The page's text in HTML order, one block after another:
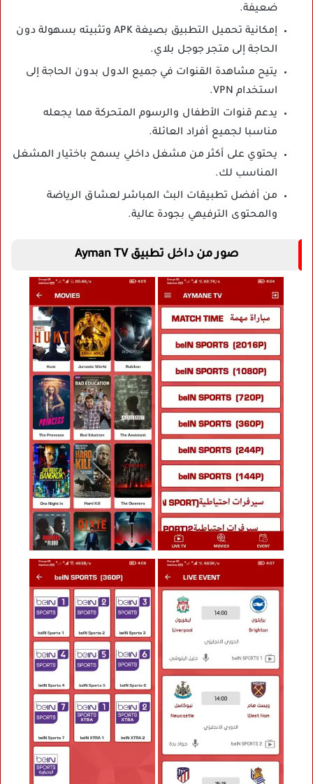
ضعيفة.
إمكانية تحميل التطبيق بصيغة APK وتثبيته بسهولة دون
الحاجة إلى متجر جوجل بلاي.
يتيح مشاهدة القنوات في جميع الدول بدون الحاجة إلى
استخدام VPN.
يدعم قنوات الأطفال والرسوم المتحركة مما يجعله
مناسبا لجميع أفراد العائلة.
يحتوي على أكثر من مشغل داخلي يسمح باختيار المشغل
المناسب لك.
من أفضل تطبيقات البث المباشر لعشاق الرياضة
والمحتوى الترفيهي بجودة عالية.
صور من داخل تطبيق Ayman TV